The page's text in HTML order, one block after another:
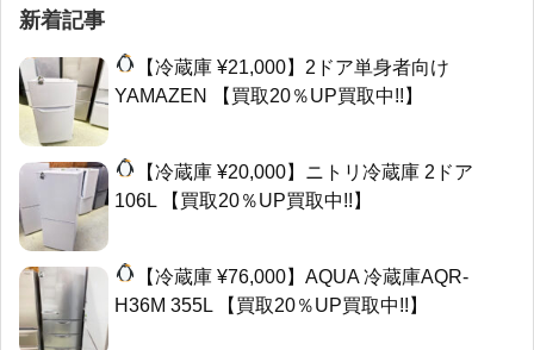
新着記事
【冷蔵庫 ¥21,000】2ドア単身者向け
YAMAZEN 【買取20％UP買取中!!】
【冷蔵庫 ¥20,000】ニトリ冷蔵庫 2ドア
106L 【買取20％UP買取中!!】
【冷蔵庫 ¥76,000】AQUA 冷蔵庫AQR-
H36M 355L 【買取20％UP買取中!!】